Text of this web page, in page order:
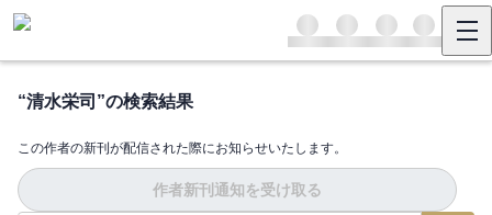
“清水栄司 ”の検索結果
この作者の新刊が配信された際にお知らせいたします。
作者新刊通知を受け取る